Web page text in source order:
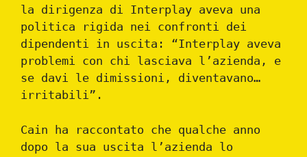
la dirigenza di Interplay aveva una
politica rigida nei confronti dei
dipendenti in uscita: “Interplay aveva
problemi con chi lasciava l’azienda, e
se davi le dimissioni, diventavano…
irritabili”.
Cain ha raccontato che qualche anno
dopo la sua uscita l’azienda lo